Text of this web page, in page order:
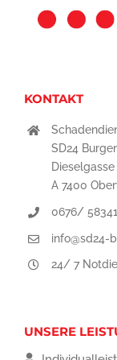
KONTAKT
SD24
A 7400
0676/
info@sd24-
24/ 7
UNSERE